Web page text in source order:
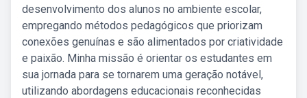
desenvolvimento dos alunos no ambiente escolar,
empregando métodos pedagógicos que priorizam
conexões genuínas e são alimentados por criatividade
e paixão. Minha missão é orientar os estudantes em
sua jornada para se tornarem uma geração notável,
utilizando abordagens educacionais reconhecidas